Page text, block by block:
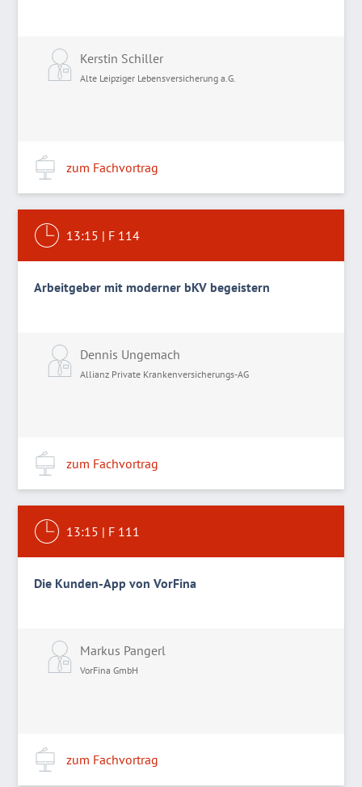
Kerstin Schiller
Alte Leipziger Lebensversicherung a.G.
zum Fachvortrag
13:15 | F 114
Arbeitgeber mit moderner bKV begeistern
Dennis Ungemach
Allianz Private Krankenversicherungs-AG
zum Fachvortrag
13:15 | F 111
Die Kunden-App von VorFina
Markus Pangerl
VorFina GmbH
zum Fachvortrag